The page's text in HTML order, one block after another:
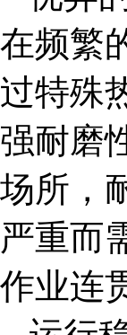
在频繁
过特殊
强耐磨
场所，
严重而
作业连